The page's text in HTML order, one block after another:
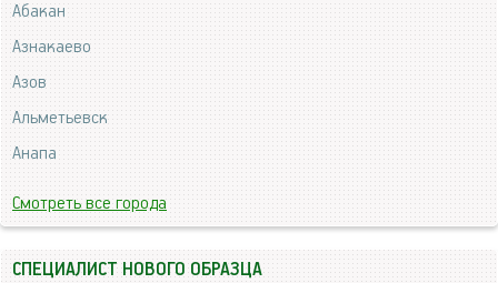
Абакан
Азнакаево
Азов
Альметьевск
Анапа
Смотреть все города
СПЕЦИАЛИСТ НОВОГО ОБРАЗЦА